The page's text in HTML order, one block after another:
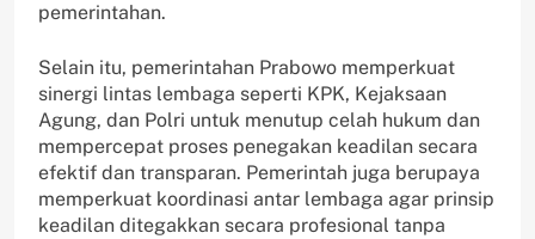
pemerintahan.
Selain itu, pemerintahan Prabowo memperkuat
sinergi lintas lembaga seperti KPK, Kejaksaan
Agung, dan Polri untuk menutup celah hukum dan
mempercepat proses penegakan keadilan secara
efektif dan transparan. Pemerintah juga berupaya
memperkuat koordinasi antar lembaga agar prinsip
keadilan ditegakkan secara profesional tanpa